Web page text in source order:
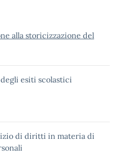
alla storicizzazione del
esiti scolastici
di diritti in materia di